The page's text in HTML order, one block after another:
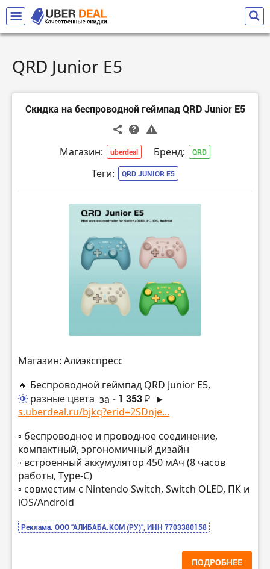
QRD Junior E5
Скидка на беспроводной геймпад QRD Junior E5
Магазин: uberdeal Бренд: QRD
Теги: QRD JUNIOR E5
Магазин: Алиэкспресс
🔸 Беспроводной геймпад QRD Junior E5,
разные цвета за - 1 353 ₽ ►
s.uberdeal.ru/bjkq?erid=2SDnje...
▫️ беспроводное и проводное соединение,
компактный, эргономичный дизайн
▫️ встроенный аккумулятор 450 мАч (8 часов
работы, Type-C)
▫️ совместим с Nintendo Switch, Switch OLED, ПК и
iOS/Android
Реклама. ООО “АЛИБАБА.КОМ (РУ)”, ИНН 7703380158
ПОДРОБНЕЕ